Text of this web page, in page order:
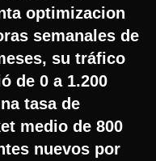
optimizacion
semanales de
su tráfico
de 0 a 1.200
tasa de
medio de 800
nuevos por